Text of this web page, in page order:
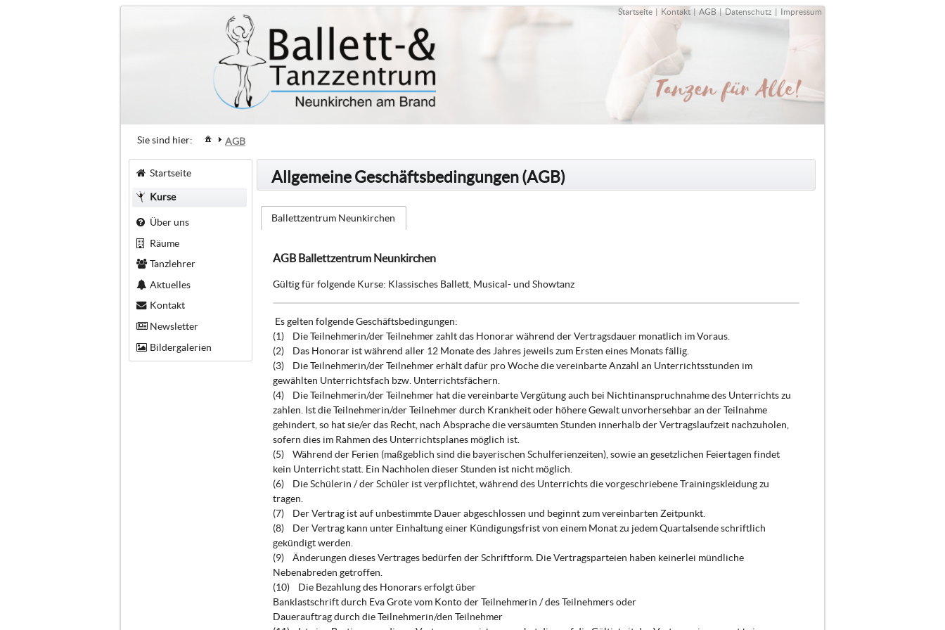
Startseite | Kontakt | AGB | Datenschutz | Impressum
Sie sind hier: AGB
Startseite
Kurse
Über uns
Räume
Tanzlehrer
Aktuelles
Kontakt
Newsletter
Bildergalerien
Allgemeine Geschäftsbedingungen (AGB)
Ballettzentrum Neunkirchen
AGB Ballettzentrum Neunkirchen
Gültig für folgende Kurse: Klassisches Ballett, Musical- und Showtanz
Es gelten folgende Geschäftsbedingungen:
(1) Die Teilnehmerin/der Teilnehmer zahlt das Honorar während der Vertragsdauer monatlich im Voraus.
(2) Das Honorar ist während aller 12 Monate des Jahres jeweils zum Ersten eines Monats fällig.
(3) Die Teilnehmerin/der Teilnehmer erhält dafür pro Woche die vereinbarte Anzahl an Unterrichtsstunden im
gewählten Unterrichtsfach bzw. Unterrichtsfächern.
(4) Die Teilnehmerin/der Teilnehmer hat die vereinbarte Vergütung auch bei Nichtinanspruchnahme des Unterrichts zu
zahlen. Ist die Teilnehmerin/der Teilnehmer durch Krankheit oder höhere Gewalt unvorhersehbar an der Teilnahme
gehindert, so hat sie/er das Recht, nach Absprache die versäumten Stunden innerhalb der Vertragslaufzeit nachzuholen,
sofern dies im Rahmen des Unterrichtsplanes möglich ist.
(5) Während der Ferien (maßgeblich sind die bayerischen Schulferienzeiten), sowie an gesetzlichen Feiertagen findet
kein Unterricht statt. Ein Nachholen dieser Stunden ist nicht möglich.
(6) Die Schülerin / der Schüler ist verpflichtet, während des Unterrichts die vorgeschriebene Trainingskleidung zu
tragen.
(7) Der Vertrag ist auf unbestimmte Dauer abgeschlossen und beginnt zum vereinbarten Zeitpunkt.
(8) Der Vertrag kann unter Einhaltung einer Kündigungsfrist von einem Monat zu jedem Quartalsende schriftlich
gekündigt werden.
(9) Änderungen dieses Vertrages bedürfen der Schriftform. Die Vertragsparteien haben keinerlei mündliche
Nebenabreden getroffen.
(10) Die Bezahlung des Honorars erfolgt über
Banklastschrift durch Eva Grote vom Konto der Teilnehmerin / des Teilnehmers oder
Dauerauftrag durch die Teilnehmerin/den Teilnehmer